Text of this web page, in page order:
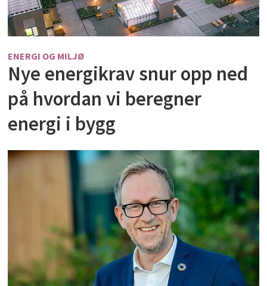
ENERGI OG MILJØ
Nye energikrav snur opp ned
på hvordan vi beregner
energi i bygg